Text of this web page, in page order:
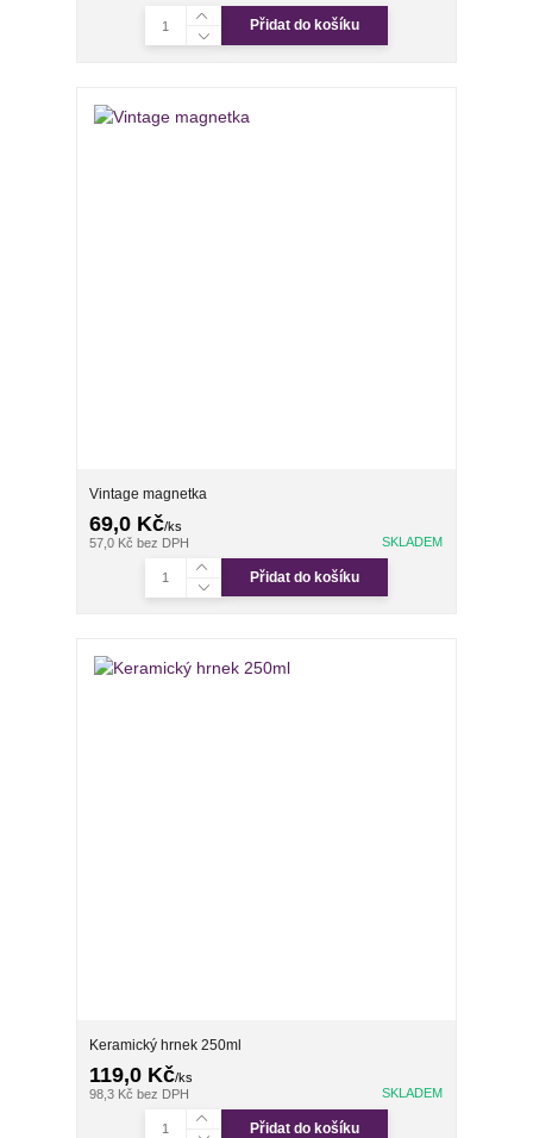
Přidat do košíku
Vintage magnetka
69,0 Kč/ks
57,0 Kčbez DPH SKLADEM
Přidat do košíku
Keramický hrnek 250ml
119,0 Kč/ks
98,3 Kčbez DPH SKLADEM
Přidat do košíku